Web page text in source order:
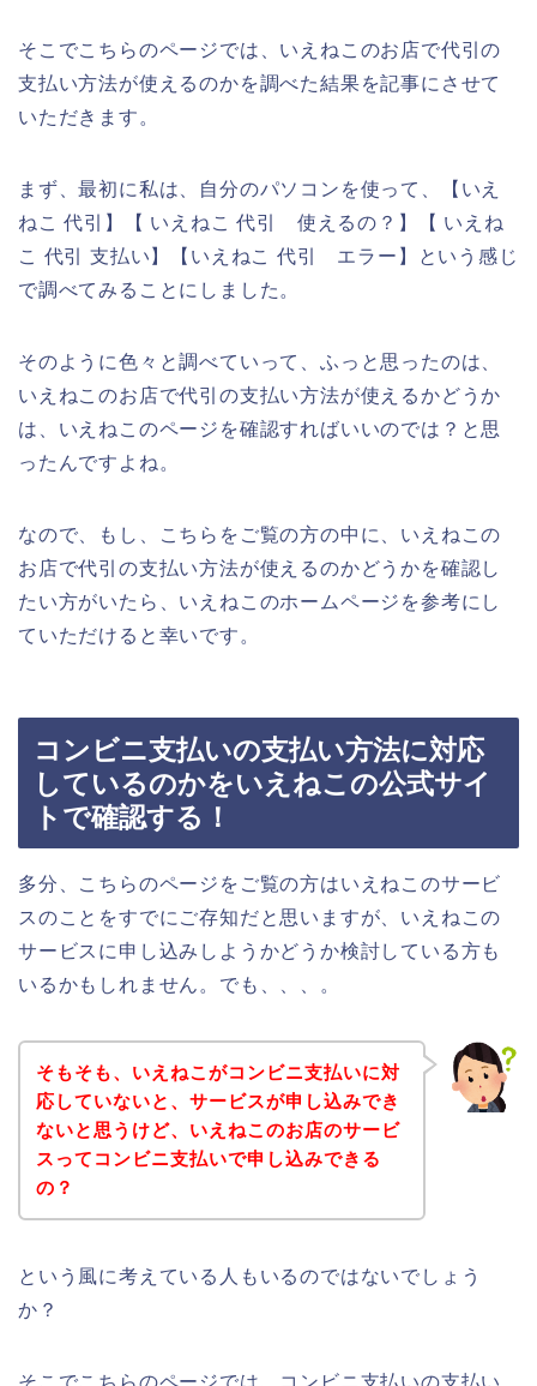
そこでこちらのページでは、いえねこのお店で代引の
支払い方法が使えるのかを調べた結果を記事にさせて
いただきます。
まず、最初に私は、自分のパソコンを使って、【いえ
ねこ 代引】【 いえねこ 代引 使えるの？】【 いえね
こ 代引 支払い】【いえねこ 代引 エラー】という感じ
で調べてみることにしました。
そのように色々と調べていって、ふっと思ったのは、
いえねこのお店で代引の支払い方法が使えるかどうか
は、いえねこのページを確認すればいいのでは？と思
ったんですよね。
なので、もし、こちらをご覧の方の中に、いえねこの
お店で代引の支払い方法が使えるのかどうかを確認し
たい方がいたら、いえねこのホームページを参考にし
ていただけると幸いです。
コンビニ支払いの支払い方法に対応
しているのかをいえねこの公式サイ
トで確認する！
多分、こちらのページをご覧の方はいえねこのサービ
スのことをすでにご存知だと思いますが、いえねこの
サービスに申し込みしようかどうか検討している方も
いるかもしれません。でも、、、。
そもそも、いえねこがコンビニ支払いに対
応していないと、サービスが申し込みでき
ないと思うけど、いえねこのお店のサービ
スってコンビニ支払いで申し込みできる
の？
という風に考えている人もいるのではないでしょう
か？
そこでこちらのページでは、コンビニ支払いの支払い